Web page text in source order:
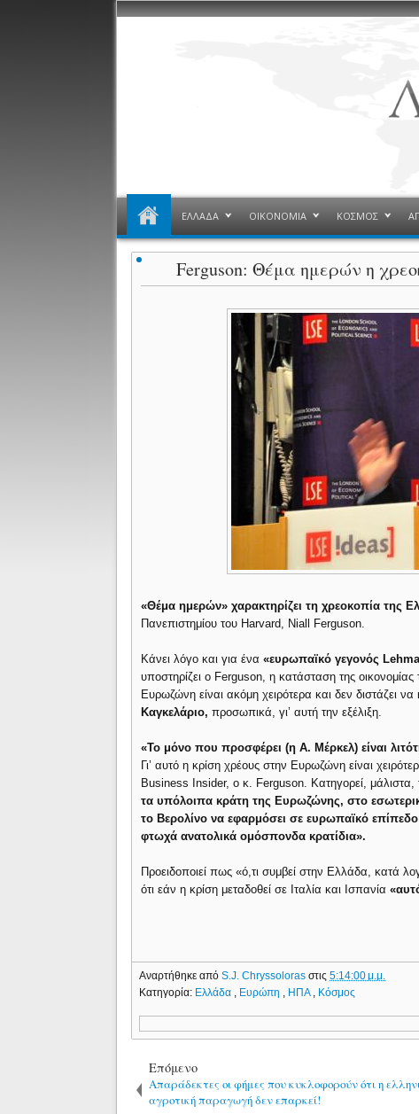
ΕΛΛΑΔΑ ΟΙΚΟΝΟΜΙΑ ΚΟΣΜΟΣ
Ferguson: Θέμα ημερών η
«Θέμα ημερών» χαρακτηρίζει τη χρεοκοπία της
Πανεπιστημίου του Harvard, Niall Ferguson.
Κάνει λόγο και για ένα «ευρωπαϊκό γεγονός
υποστηρίζει ο Ferguson, η κατάσταση της
Ευρωζώνη είναι ακόμη χειρότερα και δεν διστάζει να
Καγκελάριο, προσωπικά, γι’ αυτή την εξέλιξη.
«Το μόνο που προσφέρει (η Α. Μέρκελ) είναι
Γι’ αυτό η κρίση χρέους στην Ευρωζώνη είναι
Business Insider, ο κ. Ferguson. Κατηγορεί,
τα υπόλοιπα κράτη της Ευρωζώνης, στο
το Βερολίνο να εφαρμόσει σε ευρωπαϊκό
φτωχά ανατολικά ομόσπονδα κρατίδια».
Προειδοποιεί πως «ό,τι συμβεί στην Ελλάδα, κατά
ότι εάν η κρίση μεταδοθεί σε Ιταλία και Ισπανία
Αναρτήθηκε απόS.J. Chryssolorasστις5:14:00 μ.μ.
Κατηγορία: Ελλάδα Ευρώπη ΗΠΑ Κόσμος
Επόμενο
Απαράδεκτες οι φήμες που κυκλοφορούν ότι η
αγροτική παραγωγή δεν επαρκεί!